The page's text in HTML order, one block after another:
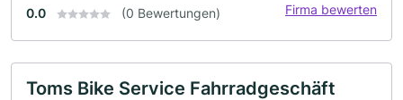
0.0 (0 Bewertungen) Firma bewerten
Toms Bike Service Fahrradgeschäft